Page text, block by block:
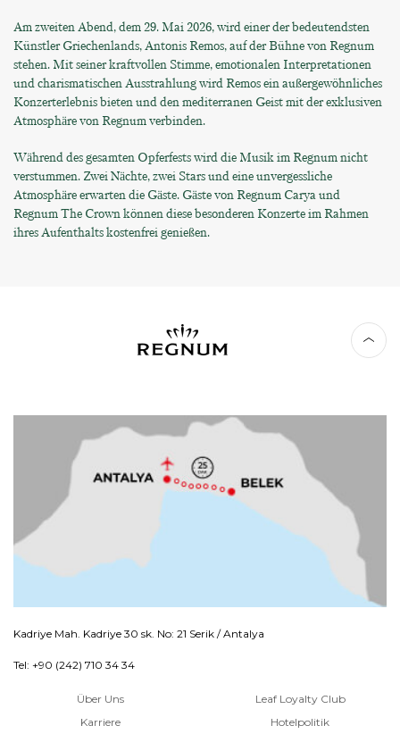
Am zweiten Abend, dem 29. Mai 2026, wird einer der bedeutendsten
Künstler Griechenlands, Antonis Remos, auf der Bühne von Regnum
stehen. Mit seiner kraftvollen Stimme, emotionalen Interpretationen
und charismatischen Ausstrahlung wird Remos ein außergewöhnliches
Konzerterlebnis bieten und den mediterranen Geist mit der exklusiven
Atmosphäre von Regnum verbinden.
Während des gesamten Opferfests wird die Musik im Regnum nicht
verstummen. Zwei Nächte, zwei Stars und eine unvergessliche
Atmosphäre erwarten die Gäste. Gäste von Regnum Carya und
Regnum The Crown können diese besonderen Konzerte im Rahmen
ihres Aufenthalts kostenfrei genießen.
Kadriye Mah. Kadriye 30 sk. No: 21 Serik / Antalya
Tel: +90 (242) 710 34 34
Über Uns
Karriere
Leaf Loyalty Club
Hotelpolitik